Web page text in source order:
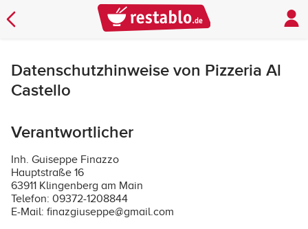
Datenschutzhinweise von Pizzeria Al
Castello
Verantwortlicher
Inh. Guiseppe Finazzo
Hauptstraße 16
63911 Klingenberg am Main
Telefon: 09372-1208844
E-Mail: finazgiuseppe@gmail.com